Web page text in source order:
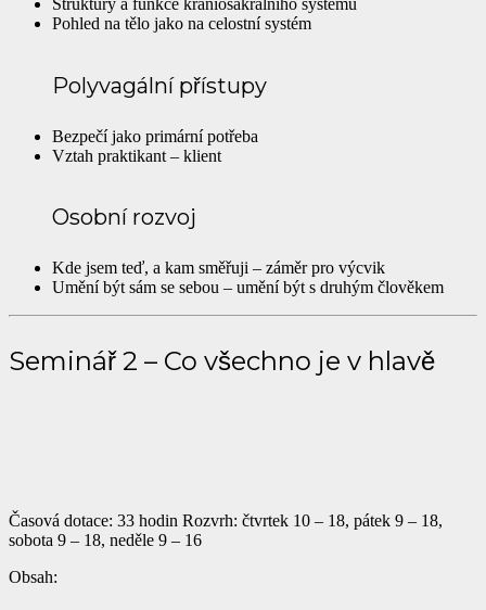
Struktury a funkce kraniosakrálního systému
Pohled na tělo jako na celostní systém
Polyvagální přístupy
Bezpečí jako primární potřeba
Vztah praktikant – klient
Osobní rozvoj
Kde jsem teď, a kam směřuji – záměr pro výcvik
Umění být sám se sebou – umění být s druhým člověkem
Seminář 2 – Co všechno je v hlavě
Časová dotace: 33 hodin Rozvrh: čtvrtek 10 – 18, pátek 9 – 18,
sobota 9 – 18, neděle 9 – 16
Obsah: